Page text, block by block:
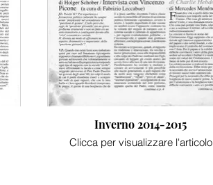
Inverno 2014-2015
Clicca per visualizzare l'articolo